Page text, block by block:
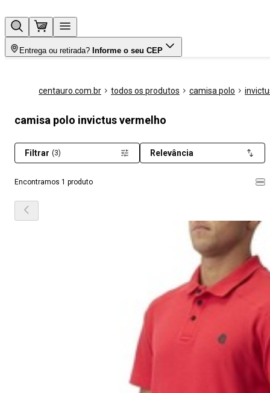
Entrega ou retirada? Informe o seu CEP
centauro.com.br todos os produtos camisa polo
camisa polo invictus vermelho
Encontramos 1 produto
Filtrar (3) Relevância